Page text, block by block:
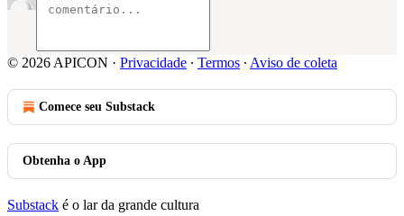
© 2026 APICON · Privacidade ∙ Termos ∙ Aviso de coleta
Comece seu Substack
Obtenha o App
Substack é o lar da grande cultura